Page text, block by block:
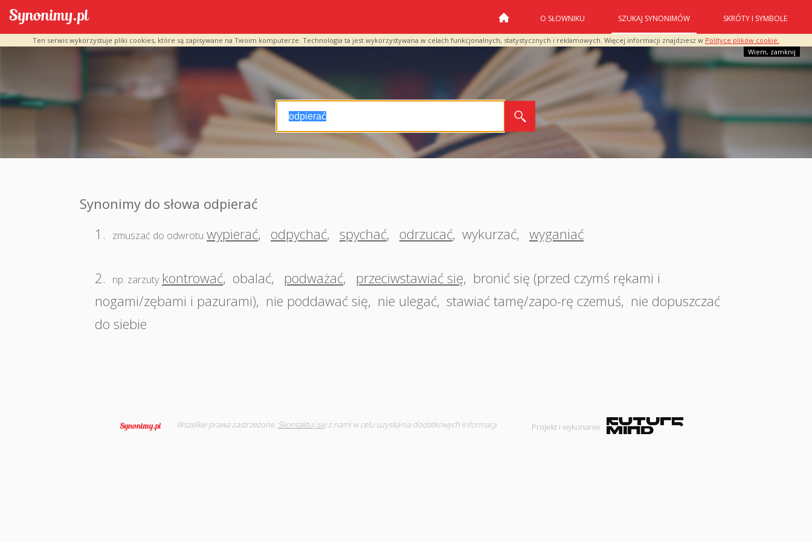
Ten serwis wykorzystuje pliki cookies, które są zapisywane na Twoim komputerze. Technologia ta jest wykorzystywana w celach funkcjonalnych, statystycznych i reklamowych. Więcej informacji znajdziesz w Polityce plików cookie.
Wiem, zamknij
O SŁOWNIKU SZUKAJ SYNONIMÓW SKRÓTY I SYMBOLE
Synonimy do słowa odpierać
1.
zmuszać do odwrotu wypierać, odpychać, spychać, odrzucać, wykurzać, wyganiać
2. np. zarzuty kontrować, obalać, podważać, przeciwstawiać się, bronić się (przed czymś rękami i
nogami/zębami i pazurami), nie poddawać się, nie ulegać, stawiać tamę/zapo-rę czemuś, nie dopuszczać
do siebie
Wszelkie prawa zastrzeżone. Skontaktuj sięz nami w celu uzyskania dodatkowych informacji Projekt i wykonanie